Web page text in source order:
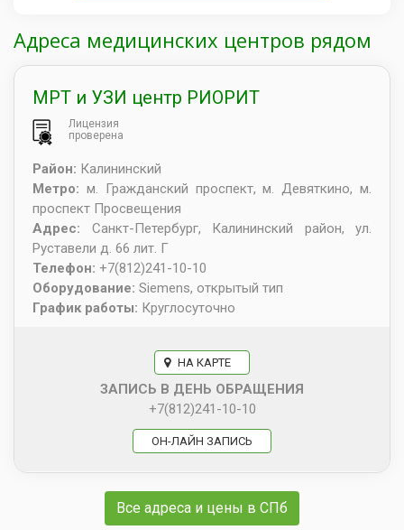
Адреса медицинских центров рядом
МРТ и УЗИ центр РИОРИТ
Лицензия
проверена
Район: Калининский
Метро: м. Гражданский проспект, м. Девяткино, м.
проспект Просвещения
Адрес: Санкт-Петербург, Калининский район, ул.
Руставели д. 66 лит. Г
Телефон: +7(812)241-10-10
Оборудование: Siemens, открытый тип
График работы: Круглосуточно
НА КАРТЕ
ЗАПИСЬ В ДЕНЬ ОБРАЩЕНИЯ
+7(812)241-10-10
ОН-ЛАЙН ЗАПИСЬ
Все адреса и цены в СПб